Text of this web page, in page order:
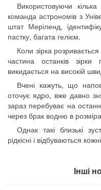
Використовуючи
команда астрономів з
штат Меріленд,
пастку, багата гелієм.
Коли зірка
частина останків
викидається на високій
Вчені кажуть, що
оточує ядро, вже давно
зараз перебуває на
через брак водню в
Однак такі близькі
рідкісні і відбуваються
Інші